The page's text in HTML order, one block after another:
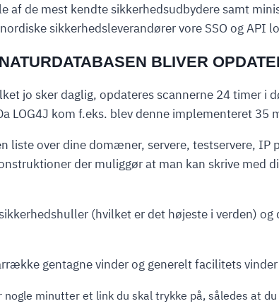
af de mest kendte sikkerhedsudbydere samt
sikkerhedsleverandører vore SSO og API
BLIVER
jo sker daglig, opdateres scannerne 24 timer i
LOG4J kom f.eks. blev denne implementeret
liste over dine domæner, servere, testservere, IP
der muliggør at man kan skrive
(hvilket er det højeste i verden)
gentagne vinder og generelt facilitets
minutter et link du skal trykke på, således at